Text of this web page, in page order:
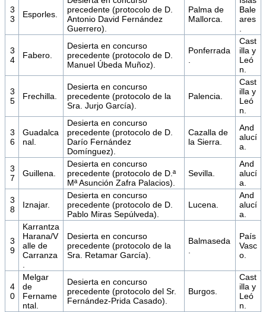
3
3
Esporles.
precedente (protocolo de D.
Antonio David Fernández
Guerrero).
Palma de
Mallorca.
Bale
ares
3
4
Fabero.
Desierta en concurso
precedente (protocolo de D.
Manuel Úbeda Muñoz).
Ponferrada
Cast
illa y
Leó
n.
3
5
Frechilla.
Desierta en concurso
precedente (protocolo de la
Sra. Jurjo García).
Palencia.
Cast
illa y
Leó
n.
3
6
Guadalca
nal.
Desierta en concurso
precedente (protocolo de D.
Darío Fernández
Domínguez).
Cazalla de
la Sierra.
And
alucí
a.
3
7
Guillena.
Desierta en concurso
precedente (protocolo de D.ª
Mª Asunción Zafra Palacios).
Sevilla.
And
alucí
a.
3
8
Iznajar.
Desierta en concurso
precedente (protocolo de D.
Pablo Miras Sepúlveda).
Lucena.
And
alucí
a.
3
9
Karrantza
Harana/V
alle de
Carranza
Desierta en concurso
precedente (protocolo de la
Sra. Retamar García).
Balmaseda
País
Vasc
o.
4
0
Melgar
de
Fername
ntal.
Desierta en concurso
precedente (protocolo del Sr.
Fernández-Prida Casado).
Burgos.
Cast
illa y
Leó
n.